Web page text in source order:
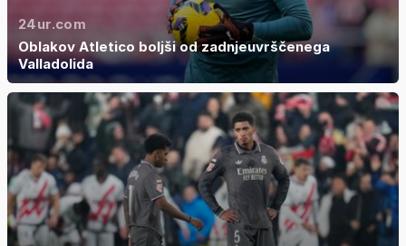
24ur.com
Oblakov Atletico boljši od zadnjeuvrščenega
Valladolida